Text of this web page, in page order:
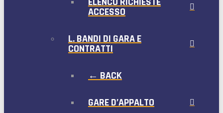
ACCESSO
L. BANDI DI GARA E
CONTRATTI
← BACK
GARE D’APPALTO